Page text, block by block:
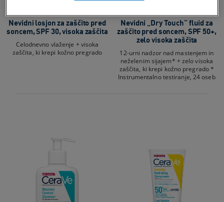
Nevidni losjon za zaščito pred
soncem, SPF 30, visoka zaščita
Celodnevno vlaženje + visoka
zaščita, ki krepi kožno pregrado
Nevidni „Dry Touch” fluid za
zaščito pred soncem, SPF 50+,
zelo visoka zaščita
12-urni nadzor nad mastenjem in
neželenim sijajem* + zelo visoka
zaščita, ki krepi kožno pregrado *
Instrumentalno testiranje, 24 oseb